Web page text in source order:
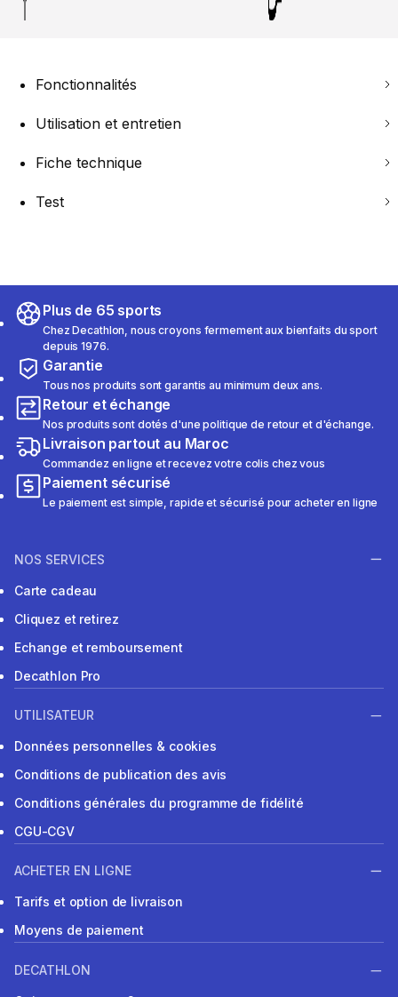
Fonctionnalités
Utilisation et entretien
Fiche technique
Test
Plus de 65 sports
Chez Decathlon, nous croyons fermement aux bienfaits du sport
depuis 1976.
Garantie
Tous nos produits sont garantis au minimum deux ans.
Retour et échange
Nos produits sont dotés d'une politique de retour et d'échange.
Livraison partout au Maroc
Commandez en ligne et recevez votre colis chez vous
Paiement sécurisé
Le paiement est simple, rapide et sécurisé pour acheter en ligne
NOS SERVICES
Carte cadeau
Cliquez et retirez
Echange et remboursement
Decathlon Pro
UTILISATEUR
Données personnelles & cookies
Conditions de publication des avis
Conditions générales du programme de fidélité
CGU-CGV
ACHETER EN LIGNE
Tarifs et option de livraison
Moyens de paiement
DECATHLON